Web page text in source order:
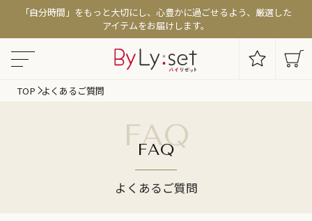
「自分時間」をもっと大切にし、心豊かに過ごせるよう、厳選した
アイテムをお届けします。
TOP よくあるご質問
FAQ
FAQ
よくあるご質問